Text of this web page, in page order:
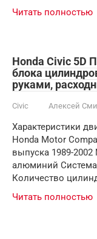
Читать полностью
Honda Civic 5D
блока
руками,
Civic Алексей
Характеристики
Honda Motor
выпуска 1989-
алюминий
Количество
Читать полностью